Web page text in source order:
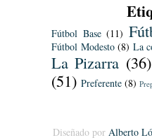
Fútbol Base (11)
Fútbol Modesto (8) La
La Pizarra (36)
(51) Preferente (8)
Diseñado por Alberto